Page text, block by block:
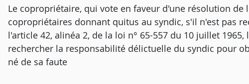
Le copropriétaire, qui vote en faveur d'une résolution de
copropriétaires donnant quitus au syndic, s'il n'est pas
l'article 42, alinéa 2, de la loi n° 65-557 du 10 juillet
rechercher la responsabilité délictuelle du syndic pour
né de sa faute